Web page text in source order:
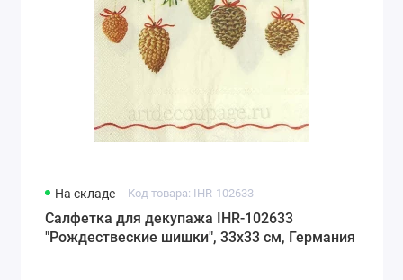
На складе Код товара: IHR-102633
Салфетка для декупажа IHR-102633
"Рождествеские шишки", 33х33 см, Германия